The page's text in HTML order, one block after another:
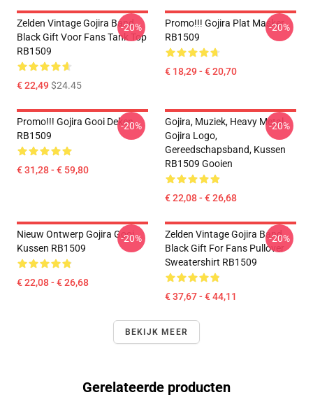
Zelden Vintage Gojira Band
Black Gift Voor Fans Tank Top
RB1509
€ 22,49$24.45
-20%
Promo!!! Gojira Plat Masker
RB1509
€ 18,29 - € 20,70
-20%
Promo!!! Gojira Gooi Deken
RB1509
€ 31,28 - € 59,80
-20%
Gojira, Muziek, Heavy Metal,
Gojira Logo,
Gereedschapsband, Kussen
RB1509 Gooien
€ 22,08 - € 26,68
-20%
Nieuw Ontwerp Gojira Gooi
Kussen RB1509
€ 22,08 - € 26,68
-20%
Zelden Vintage Gojira Band
Black Gift For Fans Pullover
Sweatershirt RB1509
€ 37,67 - € 44,11
-20%
BEKIJK MEER
Gerelateerde producten